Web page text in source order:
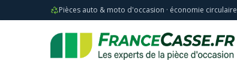
Pièces auto & moto d'occasion · économie circulaire